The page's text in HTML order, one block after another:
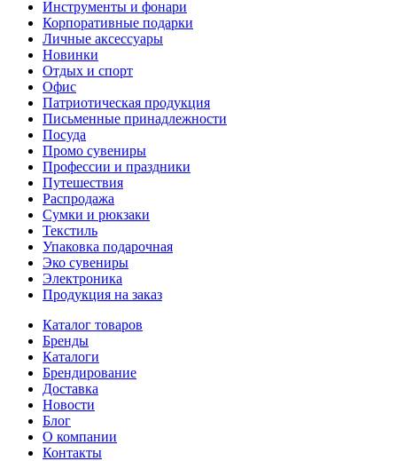
Инструменты и фонари
Корпоративные подарки
Личные аксессуары
Новинки
Отдых и спорт
Офис
Патриотическая продукция
Письменные принадлежности
Посуда
Промо сувениры
Профессии и праздники
Путешествия
Распродажа
Сумки и рюкзаки
Текстиль
Упаковка подарочная
Эко сувениры
Электроника
Продукция на заказ
Каталог товаров
Бренды
Каталоги
Брендирование
Доставка
Новости
Блог
О компании
Контакты